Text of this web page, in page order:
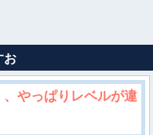
お
、やっぱりレベルが違